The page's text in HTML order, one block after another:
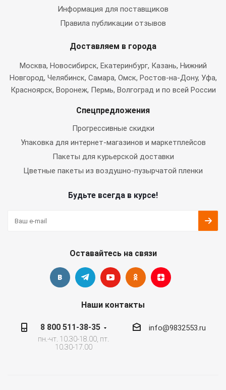
Информация для поставщиков
Правила публикации отзывов
Доставляем в города
Москва, Новосибирск, Екатеринбург, Казань, Нижний
Новгород, Челябинск, Самара, Омск, Ростов-на-Дону, Уфа,
Красноярск, Воронеж, Пермь, Волгоград и по всей России
Спецпредложения
Прогрессивные скидки
Упаковка для интернет-магазинов и маркетплейсов
Пакеты для курьерской доставки
Цветные пакеты из воздушно-пузырчатой пленки
Будьте всегда в курсе!
Оставайтесь на связи
Наши контакты
8 800 511-38-35
пн.-чт. 10.30-18.00, пт.
10.30-17.00
info@9832553.ru